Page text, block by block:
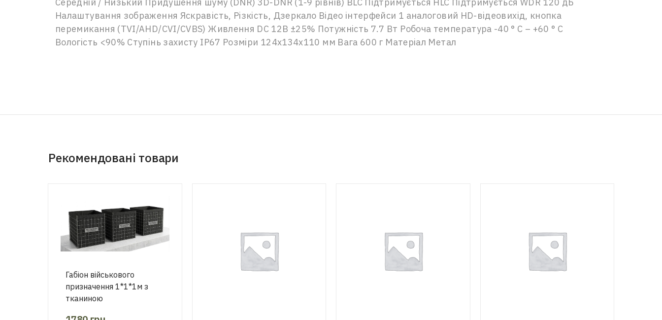
Середній / Низький Придушення шуму (DNR) 3D-DNR (1-9 рівнів) BLC Підтримується HLC Підтримується WDR 120 дБ
Налаштування зображення Яскравість, Різкість, Дзеркало Відео інтерфейси 1 аналоговий HD-відеовихід, кнопка
перемикання (TVI/AHD/CVI/CVBS) Живлення DC 12В ±25% Потужність 7.7 Вт Робоча температура -40 ° C – +60 ° C
Вологість <90% Ступінь захисту IP67 Розміри 124x134x110 мм Вага 600 г Матеріал Метал
Рекомендовані товари
Габіон військового
призначення 1*1*1м з
тканиною